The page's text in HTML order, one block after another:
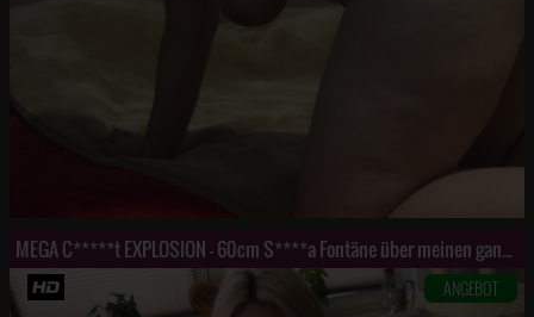
MEGA C*****t EXPLOSION - 60cm S****a Fontäne über meinen ganzen Körper
ANGEBOT